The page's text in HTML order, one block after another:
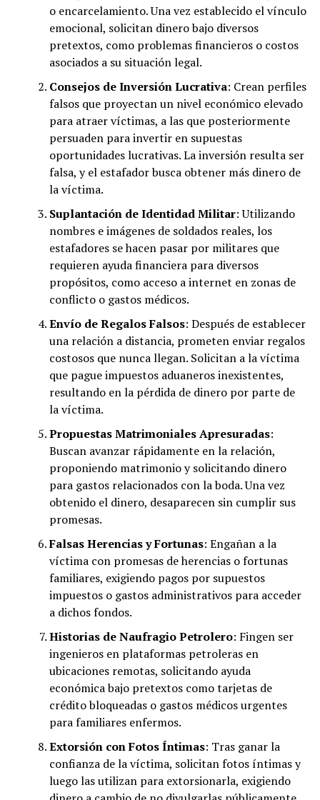
o encarcelamiento. Una vez establecido el vínculo
emocional, solicitan dinero bajo diversos
pretextos, como problemas financieros o costos
asociados a su situación legal.
Consejos de Inversión Lucrativa: Crean perfiles
falsos que proyectan un nivel económico elevado
para atraer víctimas, a las que posteriormente
persuaden para invertir en supuestas
oportunidades lucrativas. La inversión resulta ser
falsa, y el estafador busca obtener más dinero de
la víctima.
Suplantación de Identidad Militar: Utilizando
nombres e imágenes de soldados reales, los
estafadores se hacen pasar por militares que
requieren ayuda financiera para diversos
propósitos, como acceso a internet en zonas de
conflicto o gastos médicos.
Envío de Regalos Falsos: Después de establecer
una relación a distancia, prometen enviar regalos
costosos que nunca llegan. Solicitan a la víctima
que pague impuestos aduaneros inexistentes,
resultando en la pérdida de dinero por parte de
la víctima.
Propuestas Matrimoniales Apresuradas:
Buscan avanzar rápidamente en la relación,
proponiendo matrimonio y solicitando dinero
para gastos relacionados con la boda. Una vez
obtenido el dinero, desaparecen sin cumplir sus
promesas.
Falsas Herencias y Fortunas: Engañan a la
víctima con promesas de herencias o fortunas
familiares, exigiendo pagos por supuestos
impuestos o gastos administrativos para acceder
a dichos fondos.
Historias de Naufragio Petrolero: Fingen ser
ingenieros en plataformas petroleras en
ubicaciones remotas, solicitando ayuda
económica bajo pretextos como tarjetas de
crédito bloqueadas o gastos médicos urgentes
para familiares enfermos.
Extorsión con Fotos Íntimas: Tras ganar la
confianza de la víctima, solicitan fotos íntimas y
luego las utilizan para extorsionarla, exigiendo